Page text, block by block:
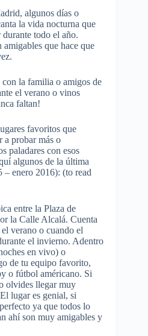
algunos días o
la vida nocturna que
durante todo el año.
amigables que hace que
la familia o amigos de
el verano o vinos
faltan!
favoritos que
a probar más o
paladares con esos
algunos de la última
enero 2016): (to read
entre la Plaza de
la Calle Alcalá. Cuenta
verano o cuando el
el invierno. Adentro
en vivo) o
de tu equipo favorito,
o fútbol américano. Si
olvides llegar muy
lugar es genial, si
ya que todos lo
ahí son muy amigables y